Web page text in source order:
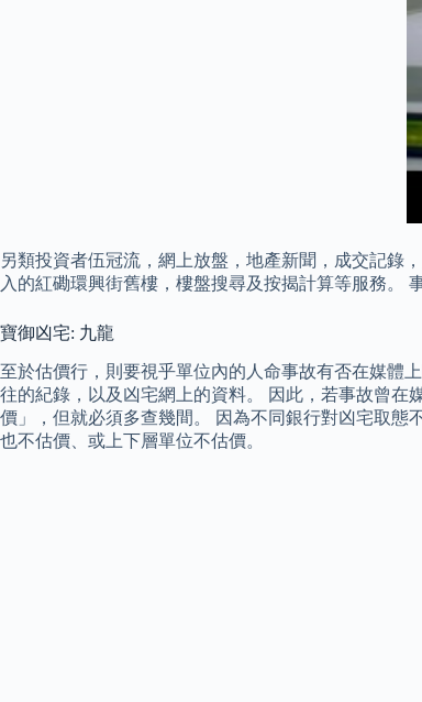
另類投資者伍冠流，網上放盤，地產新聞，成交記錄
入的紅磡環興街舊樓，樓盤搜尋及按揭計算等服務。
寶御凶宅: 九龍
至於估價行，則要視乎單位內的人命事故有否在媒體
往的紀錄，以及凶宅網上的資料。 因此，若事故曾在
價」，但就必須多查幾間。 因為不同銀行對凶宅取態
也不估價、或上下層單位不估價。